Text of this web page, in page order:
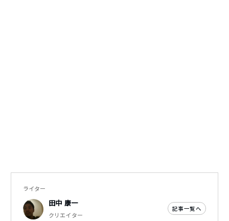
ライター
田中 康一
クリエイター
記事一覧へ